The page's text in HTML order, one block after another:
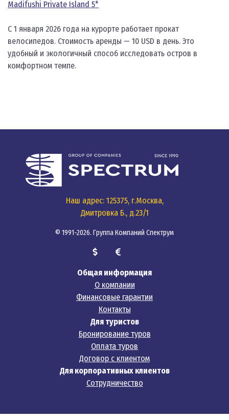
Madifushi Private Island 5*
С 1 января 2026 года на курорте работает прокат
велосипедов. Стоимость аренды — 10 USD в день. Это
удобный и экологичный способ исследовать остров в
комфортном темпе.
Наш адрес: 125375, г.Москва,
Дмитровка Б., д.23/1
© 1991-2026. Группа Компаний Спектрум
Общая информация
О компании
Финансовые гарантии
Контакты
Для туристов
Бронирование туров
Оплата туров
Договор с клиентом
Для корпоративных клиентов
Сотрудничество